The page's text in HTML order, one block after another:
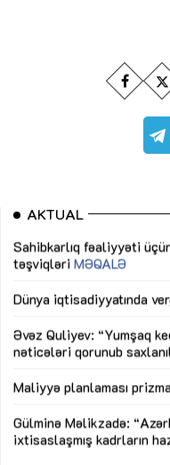
AKTUAL
Sahibkarlıq fəaliyyəti
təşviqləri MƏQALƏ
Dünya iqtisadiyyatında
Əvəz Quliyev: “Yumşaq
nəticələri qorunub
Maliyyə planlaması
Gülminə Məlikzadə:
ixtisaslaşmış kadrların